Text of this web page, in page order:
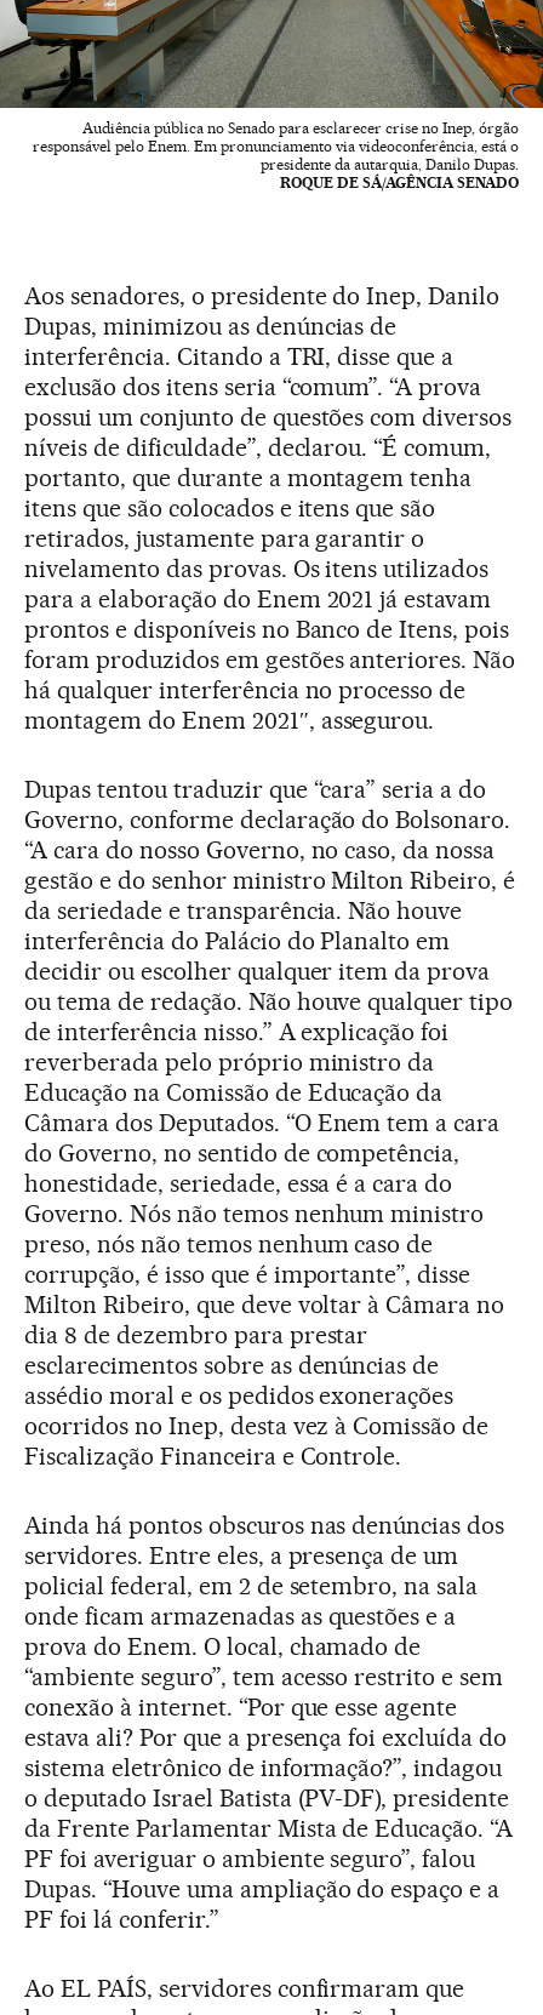
Audiência pública no Senado para esclarecer crise no Inep, órgão
responsável pelo Enem. Em pronunciamento via videoconferência, está o
presidente da autarquia, Danilo Dupas.
ROQUE DE SÁ/AGÊNCIA SENADO
Aos senadores, o presidente do Inep, Danilo
Dupas, minimizou as denúncias de
interferência. Citando a TRI, disse que a
exclusão dos itens seria “comum”. “A prova
possui um conjunto de questões com diversos
níveis de dificuldade”, declarou. “É comum,
portanto, que durante a montagem tenha
itens que são colocados e itens que são
retirados, justamente para garantir o
nivelamento das provas. Os itens utilizados
para a elaboração do Enem 2021 já estavam
prontos e disponíveis no Banco de Itens, pois
foram produzidos em gestões anteriores. Não
há qualquer interferência no processo de
montagem do Enem 2021″, assegurou.
Dupas tentou traduzir que “cara” seria a do
Governo, conforme declaração do Bolsonaro.
“A cara do nosso Governo, no caso, da nossa
gestão e do senhor ministro Milton Ribeiro, é
da seriedade e transparência. Não houve
interferência do Palácio do Planalto em
decidir ou escolher qualquer item da prova
ou tema de redação. Não houve qualquer tipo
de interferência nisso.” A explicação foi
reverberada pelo próprio ministro da
Educação na Comissão de Educação da
Câmara dos Deputados. “O Enem tem a cara
do Governo, no sentido de competência,
honestidade, seriedade, essa é a cara do
Governo. Nós não temos nenhum ministro
preso, nós não temos nenhum caso de
corrupção, é isso que é importante”, disse
Milton Ribeiro, que deve voltar à Câmara no
dia 8 de dezembro para prestar
esclarecimentos sobre as denúncias de
assédio moral e os pedidos exonerações
ocorridos no Inep, desta vez à Comissão de
Fiscalização Financeira e Controle.
Ainda há pontos obscuros nas denúncias dos
servidores. Entre eles, a presença de um
policial federal, em 2 de setembro, na sala
onde ficam armazenadas as questões e a
prova do Enem. O local, chamado de
“ambiente seguro”, tem acesso restrito e sem
conexão à internet. “Por que esse agente
estava ali? Por que a presença foi excluída do
sistema eletrônico de informação?”, indagou
o deputado Israel Batista (PV-DF), presidente
da Frente Parlamentar Mista de Educação. “A
PF foi averiguar o ambiente seguro”, falou
Dupas. “Houve uma ampliação do espaço e a
PF foi lá conferir.”
Ao EL PAÍS, servidores confirmaram que